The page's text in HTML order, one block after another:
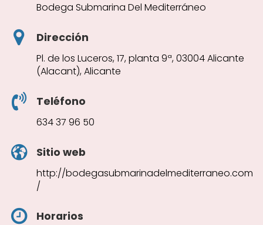
Bodega Submarina Del Mediterráneo
Dirección
Pl. de los Luceros, 17, planta 9ª, 03004 Alicante
(Alacant), Alicante
Teléfono
634 37 96 50
Sitio web
http://bodegasubmarinadelmediterraneo.com
/
Horarios